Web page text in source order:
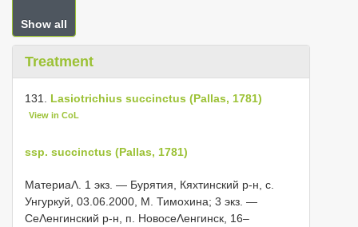
Show all
Treatment
131. Lasiotrichius succinctus (Pallas, 1781)
View in CoL
ssp. succinctus (Pallas, 1781)
МатериаΛ. 1 экз. — Бурятия, Кяхтинский р-н, с.
Унгуркуй, 03.06.2000, М. Тимохина; 3 экз. —
СеΛенгинский р-н, п. НовосеΛенгинск, 16–